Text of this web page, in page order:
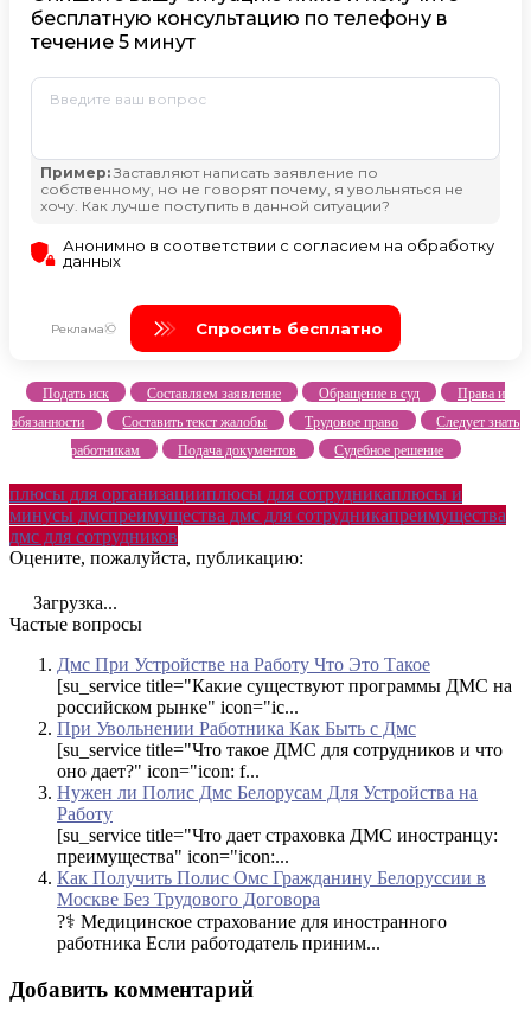
Подать иск Составляем заявление Обращение в суд
Права и
обязанности
Составить текст жалобы Трудовое право
Следует знать
работникам
Подача документов Судебное решение
плюсы для организацииплюсы для сотрудникаплюсы и
минусы дмспреимущества дмс для сотрудникапреимущества
дмс для сотрудников
Оцените, пожалуйста, публикацию:
Загрузка...
Частые вопросы
Дмс При Устройстве на Работу Что Это Такое
[su_service title="Какие существуют программы ДМС на
российском рынке" icon="ic...
При Увольнении Работника Как Быть с Дмс
[su_service title="Что такое ДМС для сотрудников и что
оно дает?" icon="icon: f...
Нужен ли Полис Дмс Белорусам Для Устройства на
Работу
[su_service title="Что дает страховка ДМС иностранцу:
преимущества" icon="icon:...
Как Получить Полис Омс Гражданину Белоруссии в
Москве Без Трудового Договора
?‍⚕️ Медицинское страхование для иностранного
работника Если работодатель приним...
Добавить комментарий